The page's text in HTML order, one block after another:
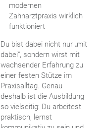
modernen
Zahnarztpraxis wirklich
funktioniert
Du bist dabei nicht nur „mit
dabei“, sondern wirst mit
wachsender Erfahrung zu
einer festen Stütze im
Praxisalltag. Genau
deshalb ist die Ausbildung
so vielseitig: Du arbeitest
praktisch, lernst